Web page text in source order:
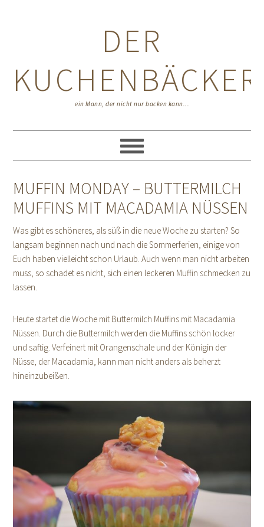
DER
KUCHENBÄCKER
ein Mann, der nicht nur backen kann...
MUFFIN MONDAY – BUTTERMILCH
MUFFINS MIT MACADAMIA NÜSSEN
Was gibt es schöneres, als süß in die neue Woche zu starten? So
langsam beginnen nach und nach die Sommerferien, einige von
Euch haben vielleicht schon Urlaub. Auch wenn man nicht arbeiten
muss, so schadet es nicht, sich einen leckeren Muffin schmecken zu
lassen.
Heute startet die Woche mit Buttermilch Muffins mit Macadamia
Nüssen. Durch die Buttermilch werden die Muffins schön locker
und saftig. Verfeinert mit Orangenschale und der Königin der
Nüsse, der Macadamia, kann man nicht anders als beherzt
hineinzubeißen.